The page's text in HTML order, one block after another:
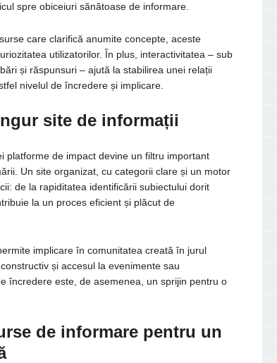
spre obiceiuri sănătoase de informare.
care clarifică anumite concepte, aceste
utilizatorilor. În plus, interactivitatea – sub
și răspunsuri – ajută la stabilirea unei relații
nivelul de încredere și implicare.
site de informații
platforme de impact devine un filtru important
Un site organizat, cu categorii clare și un motor
de la rapiditatea identificării subiectului dorit
la un proces eficient și plăcut de
implicare în comunitatea creată în jurul
și accesul la evenimente sau
încredere este, de asemenea, un sprijin pentru o
de informare pentru un